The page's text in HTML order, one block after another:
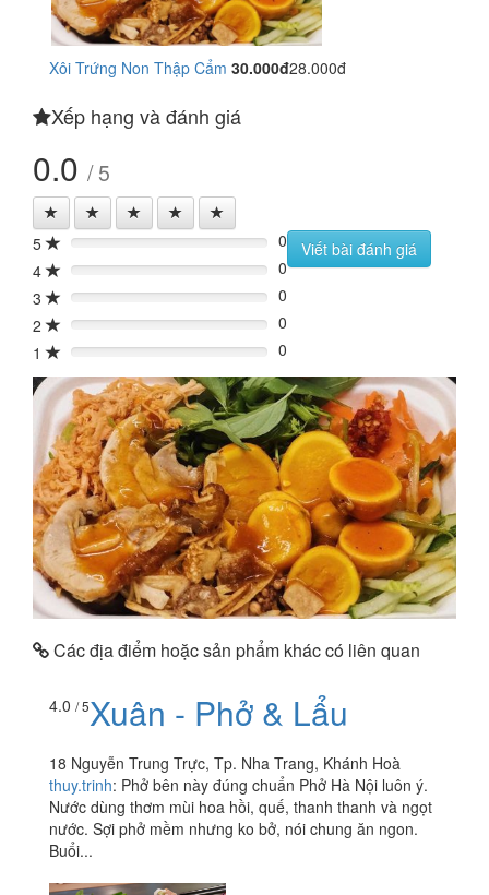
Xôi Trứng Non Thập Cẩm 30.000đ28.000đ
Xếp hạng và đánh giá
0.0 / 5
5 0%
0
4
0%
0
3
0%
0
2
0%
0
1
0% 0
Viết bài đánh giá
Các địa điểm hoặc sản phẩm khác có liên quan
4.0 / 5Xuân - Phở & Lẩu
18 Nguyễn Trung Trực, Tp. Nha Trang, Khánh Hoà
thuy.trinh: Phở bên này đúng chuẩn Phở Hà Nội luôn ý.
Nước dùng thơm mùi hoa hồi, quế, thanh thanh và ngọt
nước. Sợi phở mềm nhưng ko bở, nói chung ăn ngon.
Buổi...